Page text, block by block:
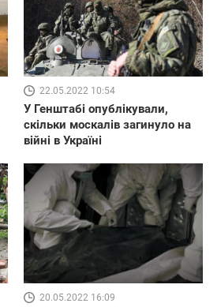
22.05.2022 10:54
У Генштабі опублікували,
скільки москалів загинуло на
війні в Україні
20.05.2022 16:09